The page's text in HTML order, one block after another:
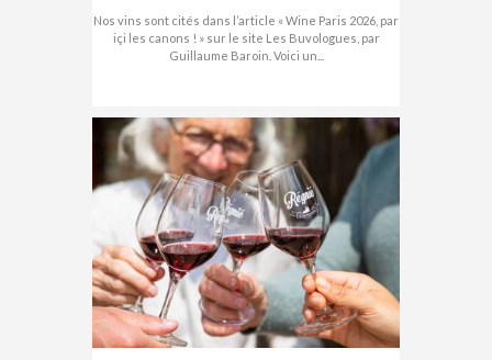
Nos vins sont cités dans l’article « Wine Paris 2026, par
içi les canons ! » sur le site Les Buvologues, par
Guillaume Baroin. Voici un...